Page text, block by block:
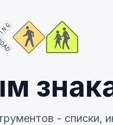
- списки,